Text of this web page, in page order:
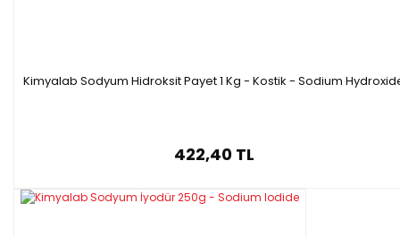
Kimyalab Sodyum Hidroksit Payet 1 Kg - Kostik - Sodium
422,40 TL